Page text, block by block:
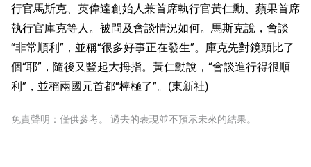
行官馬斯克、英偉達創始人兼首席執行官黃仁勳、蘋果首席
執行官庫克等人。被問及會談情況如何。馬斯克說，會談
“非常順利”，並稱“很多好事正在發生”。庫克先對鏡頭比了
個“耶”，隨後又豎起大拇指。黃仁勳說，“會談進行得很順
利”，並稱兩國元首都“棒極了”。(東新社)
免責聲明：僅供參考。 過去的表現並不預示未來的結果。